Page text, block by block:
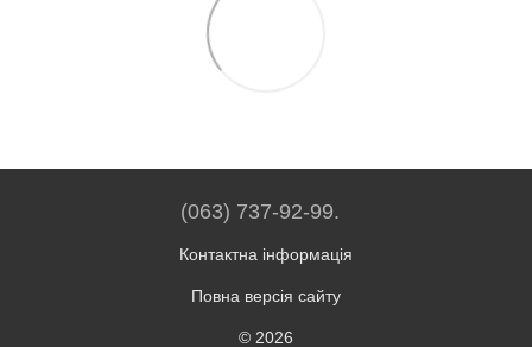
(063) 737-92-99.
Контактна інформація
Повна версія сайту
© 2026